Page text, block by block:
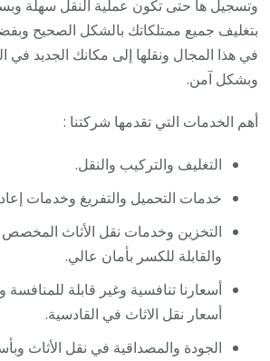
وتسجيل ها حتى تكون عملية النقل سهلة
بتغليف جميع ممتلكاتك بالشكل الصحيح
في هذا المجال ونقلها إلى مكانك الجديد في
وبشكل آمن.
أهم الخدمات التي تقدمها شركتنا :
التغليف والتركيب والنقل.
خدمات التحميل والتفريغ وخدمات
التخزين وخدمات نقل الأثاث المخصص
والقابلة للكسر بأمان عالي.
أسعارنا تنافسية وغير قابلة
أسعار نقل الاثاث في القادسية.
الجودة والمصداقية في نقل الأثاث